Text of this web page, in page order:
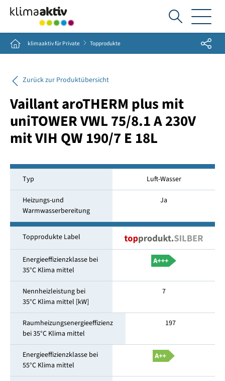
Ich
suche...
Home klimaaktiv für Private Topprodukte Share
Zurück zur Produktübersicht
Vaillant aroTHERM plus mit
uniTOWER VWL 75/8.1 A 230V
mit VIH QW 190/7 E 18L
Typ Luft-Wasser
Heizungs-und
Warmwasserbereitung
Ja
Topprodukte Label
Energieeffizienzklasse bei
35°C Klima mittel
Nennheizleistung bei
35°C Klima mittel [kW]
7
Raumheizungsenergieeffizienz
bei 35°C Klima mittel
197
Energieeffizienzklasse bei
55°C Klima mittel